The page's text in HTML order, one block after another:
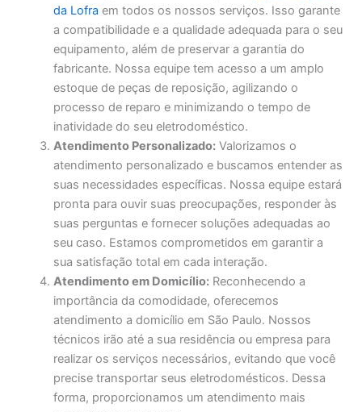
da Lofra em todos os nossos serviços. Isso garante
a compatibilidade e a qualidade adequada para o seu
equipamento, além de preservar a garantia do
fabricante. Nossa equipe tem acesso a um amplo
estoque de peças de reposição, agilizando o
processo de reparo e minimizando o tempo de
inatividade do seu eletrodoméstico.
Atendimento Personalizado: Valorizamos o
atendimento personalizado e buscamos entender as
suas necessidades específicas. Nossa equipe estará
pronta para ouvir suas preocupações, responder às
suas perguntas e fornecer soluções adequadas ao
seu caso. Estamos comprometidos em garantir a
sua satisfação total em cada interação.
Atendimento em Domicílio: Reconhecendo a
importância da comodidade, oferecemos
atendimento a domicílio em São Paulo. Nossos
técnicos irão até a sua residência ou empresa para
realizar os serviços necessários, evitando que você
precise transportar seus eletrodomésticos. Dessa
forma, proporcionamos um atendimento mais